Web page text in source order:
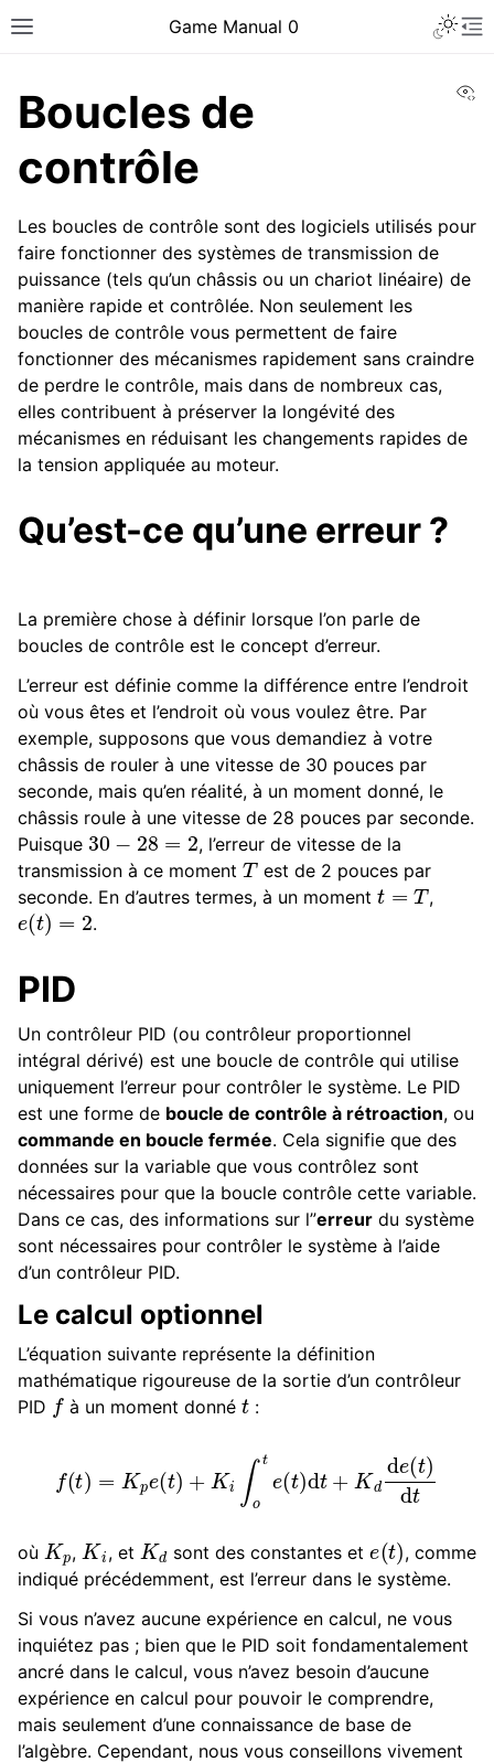
Toggle site navigation sidebar
Game Manual 0
navigation of Être une équipe
navigation of Composants Matériels
navigation of Composants Électroniques et de Mouvement
navigation of Logiciel
navigation of Premiers pas
navigation of Tutoriels
navigation of Concepts en programmation
navigation of Système de Contrôle Avancé
navigation of Prix
navigation of Annexe
navigation of Guide du contributeur
Boucles de
contrôle
Les boucles de contrôle sont des logiciels utilisés pour
faire fonctionner des systèmes de transmission de
puissance (tels qu’un châssis ou un chariot linéaire) de
manière rapide et contrôlée. Non seulement les
boucles de contrôle vous permettent de faire
fonctionner des mécanismes rapidement sans craindre
de perdre le contrôle, mais dans de nombreux cas,
elles contribuent à préserver la longévité des
mécanismes en réduisant les changements rapides de
la tension appliquée au moteur.
Qu’est-ce qu’une erreur ?
La première chose à définir lorsque l’on parle de
boucles de contrôle est le concept d’erreur.
L’erreur est définie comme la différence entre l’endroit
où vous êtes et l’endroit où vous voulez être. Par
exemple, supposons que vous demandiez à votre
châssis de rouler à une vitesse de 30 pouces par
seconde, mais qu’en réalité, à un moment donné, le
châssis roule à une vitesse de 28 pouces par seconde.
Puisque 30− 28=2
, l’erreur de vitesse de la
transmission à ce moment Test de 2 pouces par
seconde. En d’autres termes, à un moment t= T ,
e(t)=2 .
PID
Un contrôleur PID (ou contrôleur proportionnel
intégral dérivé) est une boucle de contrôle qui utilise
uniquement l’erreur pour contrôler le système. Le PID
est une forme de boucle de contrôle à rétroaction, ou
commande en boucle fermée. Cela signifie que des
données sur la variable que vous contrôlez sont
nécessaires pour que la boucle contrôle cette variable.
Dans ce cas, des informations sur l”erreur du système
sont nécessaires pour contrôler le système à l’aide
d’un contrôleur PID.
Le calcul optionnel
L’équation suivante représente la définition
mathématique rigoureuse de la sortie d’un contrôleur
PID fà un moment donné t:
e( )d t
où Kp , Ki , et Kd sont des constantes et (t) , comme
indiqué précédemment, est l’erreur dans le système.
Si vous n’avez aucune expérience en calcul, ne vous
inquiétez pas ; bien que le PID soit fondamentalement
ancré dans le calcul, vous n’avez besoin d’aucune
expérience en calcul pour pouvoir le comprendre,
mais seulement d’une connaissance de base de
l’algèbre. Cependant, nous vous conseillons vivement